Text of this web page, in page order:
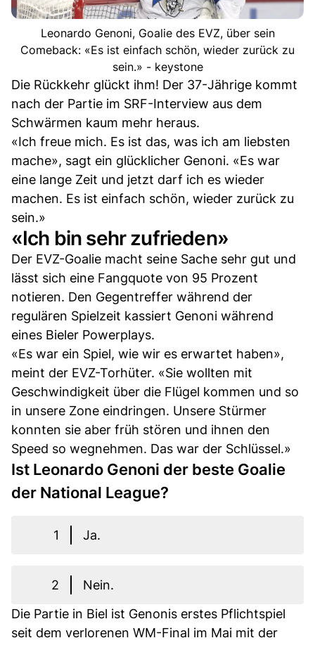
Leonardo Genoni, Goalie des EVZ, über sein
Comeback: «Es ist einfach schön, wieder zurück zu
sein.» - keystone
Die Rückkehr glückt ihm! Der 37-Jährige kommt
nach der Partie im SRF-Interview aus dem
Schwärmen kaum mehr heraus.
«Ich freue mich. Es ist das, was ich am liebsten
mache», sagt ein glücklicher Genoni. «Es war
eine lange Zeit und jetzt darf ich es wieder
machen. Es ist einfach schön, wieder zurück zu
sein.»
«Ich bin sehr zufrieden»
Der EVZ-Goalie macht seine Sache sehr gut und
lässt sich eine Fangquote von 95 Prozent
notieren. Den Gegentreffer während der
regulären Spielzeit kassiert Genoni während
eines Bieler Powerplays.
«Es war ein Spiel, wie wir es erwartet haben»,
meint der EVZ-Torhüter. «Sie wollten mit
Geschwindigkeit über die Flügel kommen und so
in unsere Zone eindringen. Unsere Stürmer
konnten sie aber früh stören und ihnen den
Speed so wegnehmen. Das war der Schlüssel.»
Ist Leonardo Genoni der beste Goalie
der National League?
1 Ja.
2
Nein.
Die Partie in Biel ist Genonis erstes Pflichtspiel
seit dem verlorenen WM-Final im Mai mit der